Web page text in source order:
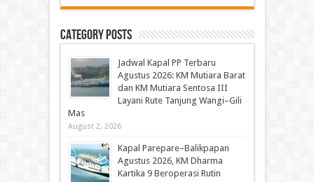
Category Posts
Jadwal Kapal PP Terbaru
Agustus 2026: KM Mutiara Barat
dan KM Mutiara Sentosa III
Layani Rute Tanjung Wangi–Gili
Mas
August 2, 2026
Kapal Parepare–Balikpapan
Agustus 2026, KM Dharma
Kartika 9 Beroperasi Rutin